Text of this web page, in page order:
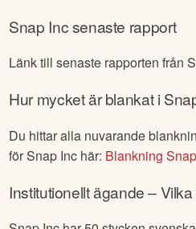
Snap Incsenaste rapport
Länk till senaste rapporten från
Hur mycket är blankat i
Du hittar alla nuvarande
förSnap Inc här: Blankning
Institutionellt ägande –